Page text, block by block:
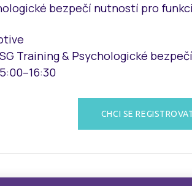
bezpečí nutností pro
Training & Psychologické bezpečí
CHCI SE